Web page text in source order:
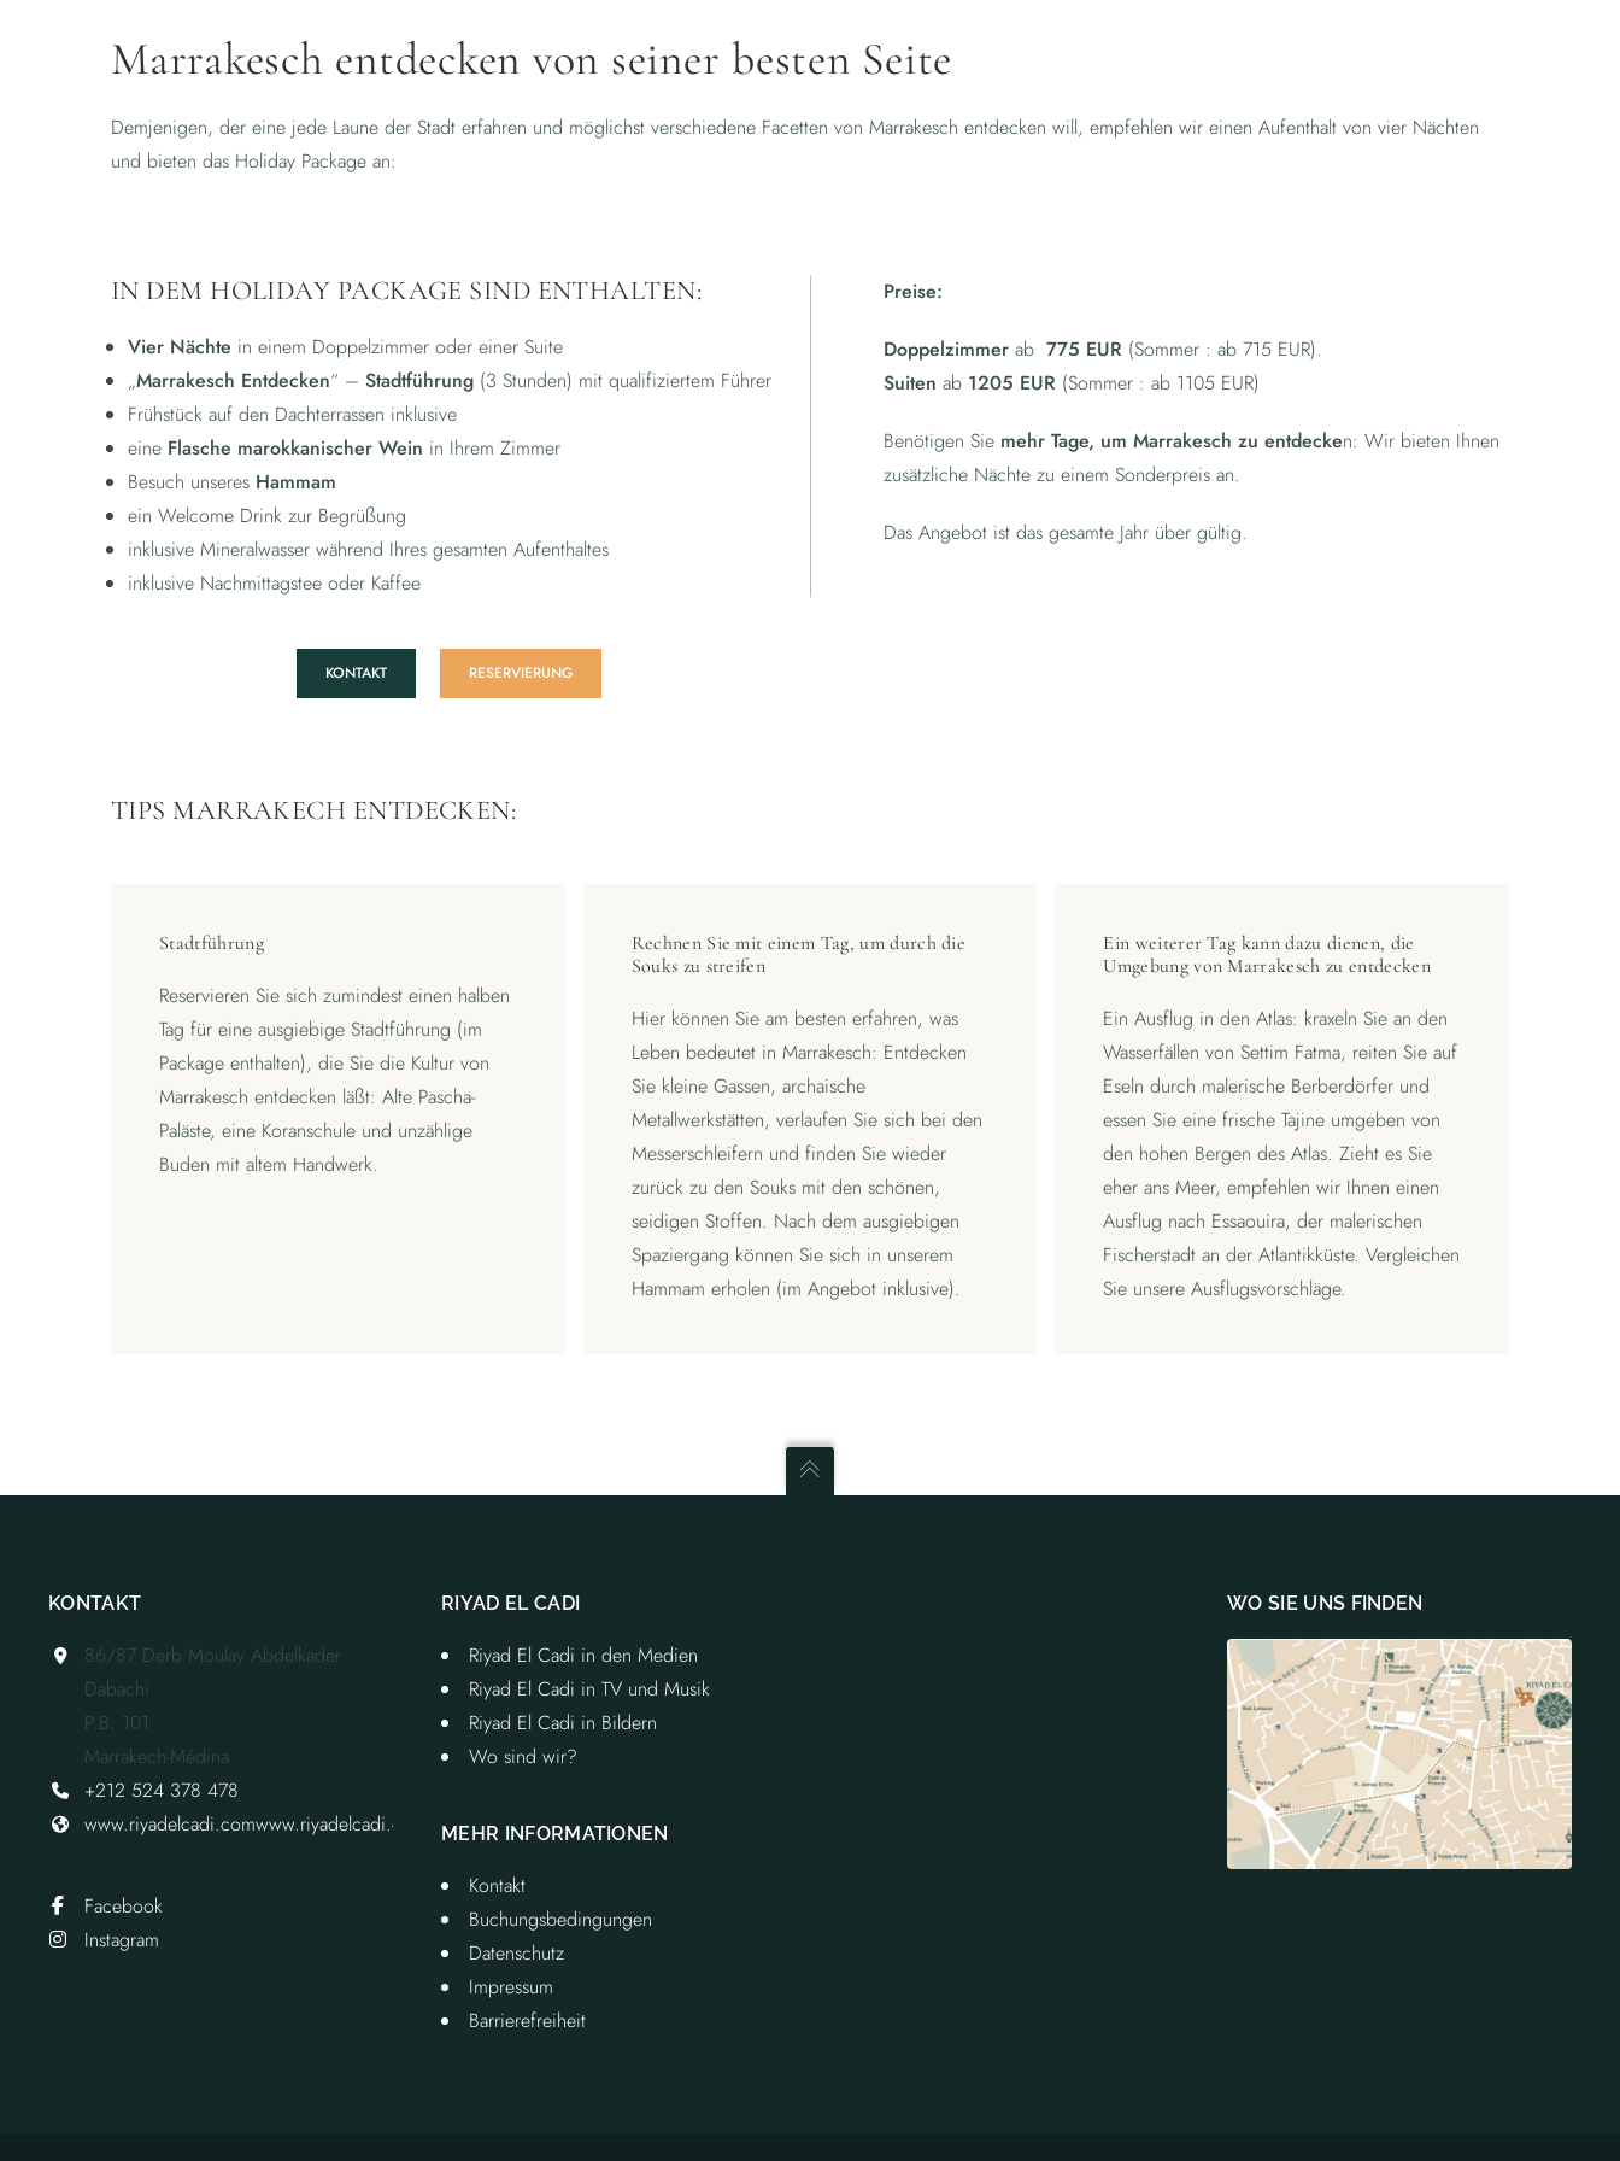
Marrakesch entdecken von seiner besten Seite
Demjenigen, der eine jede Laune der Stadt erfahren und möglichst verschiedene Facetten von Marrakesch entdecken will, empfehlen wir einen Aufenthalt von vier Nächten
und bieten das Holiday Package an:
IN DEM HOLIDAY PACKAGE SIND ENTHALTEN:
Vier Nächte in einem Doppelzimmer oder einer Suite
„Marrakesch Entdecken“ – Stadtführung (3 Stunden) mit qualifiziertem Führer
Frühstück auf den Dachterrassen inklusive
eine Flasche marokkanischer Wein in Ihrem Zimmer
Besuch unseres Hammam
ein Welcome Drink zur Begrüßung
inklusive Mineralwasser während Ihres gesamten Aufenthaltes
inklusive Nachmittagstee oder Kaffee
KONTAKT RESERVIERUNG
Preise:
Doppelzimmer ab 775 EUR (Sommer : ab 715 EUR).
Suiten ab 1205 EUR (Sommer : ab 1105 EUR)
Benötigen Sie mehr Tage, um Marrakesch zu entdecken: Wir bieten Ihnen
zusätzliche Nächte zu einem Sonderpreis an.
Das Angebot ist das gesamte Jahr über gültig.
TIPS MARRAKECH ENTDECKEN:
Stadtführung
Reservieren Sie sich zumindest einen halben
Tag für eine ausgiebige Stadtführung (im
Package enthalten), die Sie die Kultur von
Marrakesch entdecken läßt: Alte Pascha-
Paläste, eine Koranschule und unzählige
Buden mit altem Handwerk.
Rechnen Sie mit einem Tag, um durch die
Souks zu streifen
Hier können Sie am besten erfahren, was
Leben bedeutet in Marrakesch: Entdecken
Sie kleine Gassen, archaische
Metallwerkstätten, verlaufen Sie sich bei den
Messerschleifern und finden Sie wieder
zurück zu den Souks mit den schönen,
seidigen Stoffen. Nach dem ausgiebigen
Spaziergang können Sie sich in unserem
Hammam erholen (im Angebot inklusive).
Ein weiterer Tag kann dazu dienen, die
Umgebung von Marrakesch zu entdecken
Ein Ausflug in den Atlas: kraxeln Sie an den
Wasserfällen von Settim Fatma, reiten Sie auf
Eseln durch malerische Berberdörfer und
essen Sie eine frische Tajine umgeben von
den hohen Bergen des Atlas. Zieht es Sie
eher ans Meer, empfehlen wir Ihnen einen
Ausflug nach Essaouira, der malerischen
Fischerstadt an der Atlantikküste. Vergleichen
Sie unsere Ausflugsvorschläge.
KONTAKT
86/87 Derb Moulay Abdelkader
Dabachi
P.B. 101
Marrakech-Médina
+212 524 378 478
www.riyadelcadi.comwww.riyadelcadi.com
Facebook
Instagram
RIYAD EL CADI
Riyad El Cadi in den Medien
Riyad El Cadi in TV und Musik
Riyad El Cadi in Bildern
Wo sind wir?
MEHR INFORMATIONEN
Kontakt
Buchungsbedingungen
Datenschutz
Impressum
Barrierefreiheit
WO SIE UNS FINDEN